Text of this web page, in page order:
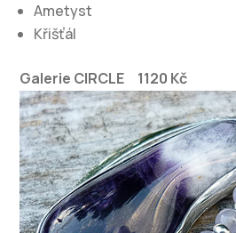
Ametyst
Křišťál
Galerie CIRCLE 1120 Kč